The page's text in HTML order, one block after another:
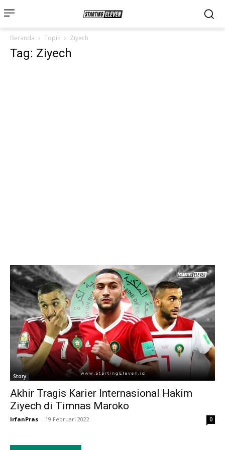
Beranda Topik Ziyech
Tag: Ziyech
Story
Akhir Tragis Karier Internasional Hakim
Ziyech di Timnas Maroko
IrfanPras - 19 Februari 2022 0